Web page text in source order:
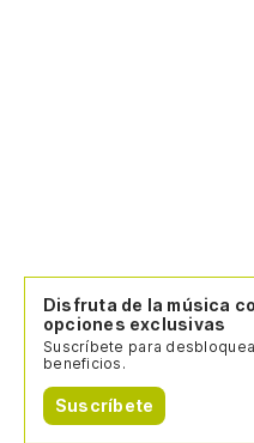
Disfruta de la música
opciones exclusivas
Suscríbete para
beneficios.
Suscríbete